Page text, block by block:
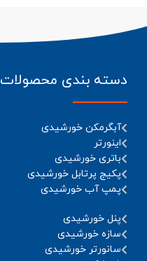
دسته بندی محصولات
آبگرمکن خورشیدی
اینورتر
باتری خورشیدی
پکیج پرتابل خورشیدی
پمپ آب خورشیدی
پنل خورشیدی
سازه خورشیدی
سانورتر خورشیدی